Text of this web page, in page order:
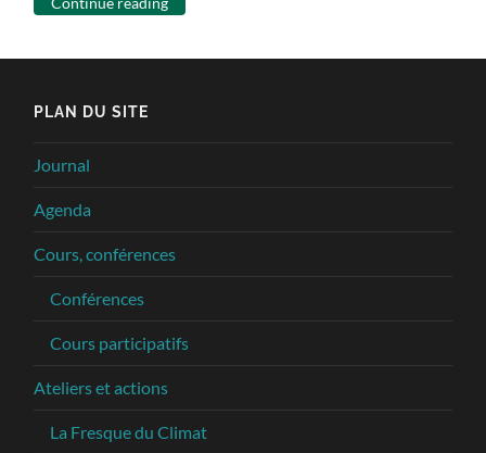
PLAN DU SITE
Journal
Agenda
Cours, conférences
Conférences
Cours participatifs
Ateliers et actions
La Fresque du Climat